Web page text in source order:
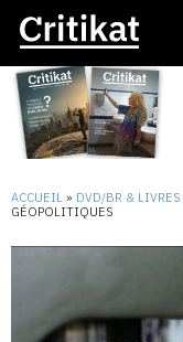
ACCUEIL » DVD/BR & LIVRES
GÉOPOLITIQUES